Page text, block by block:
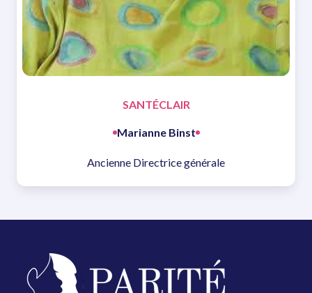
SANTÉCLAIR
Marianne Binst
Ancienne Directrice générale